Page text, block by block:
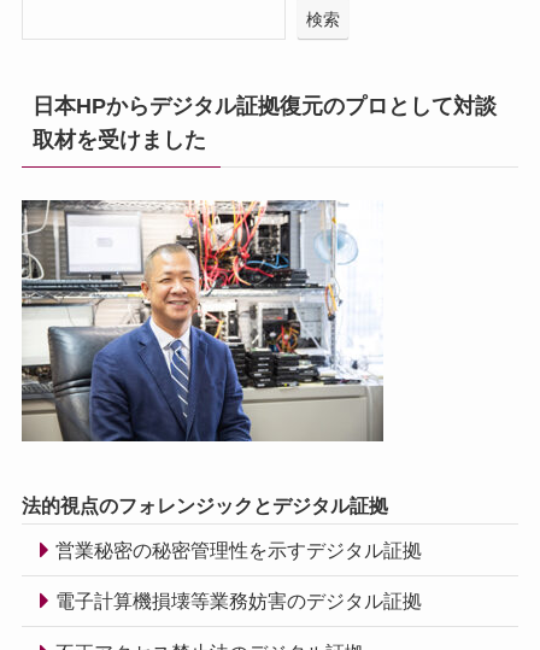
検索
日本HPからデジタル証拠復元のプロとして対談
取材を受けました
法的視点のフォレンジックとデジタル証拠
営業秘密の秘密管理性を示すデジタル証拠
電子計算機損壊等業務妨害のデジタル証拠